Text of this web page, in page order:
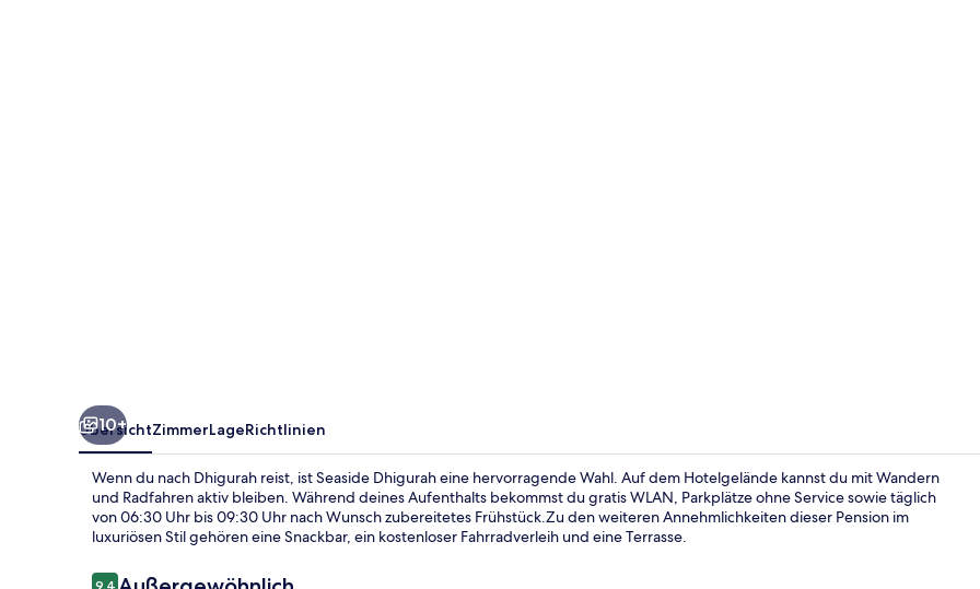
Deluxe-
10+
ÜbersichtZimmerLageRichtlinien
Wenn du nach Dhigurah reist, ist Seaside Dhigurah eine hervorragende Wahl. Auf dem Hotelgelände kannst du mit Wandern
und Radfahren aktiv bleiben. Während deines Aufenthalts bekommst du gratis WLAN, Parkplätze ohne Service sowie täglich
von 06:30 Uhr bis 09:30 Uhr nach Wunsch zubereitetes Frühstück.Zu den weiteren Annehmlichkeiten dieser Pension im
luxuriösen Stil gehören eine Snackbar, ein kostenloser Fahrradverleih und eine Terrasse.
Bewertungen
9,4